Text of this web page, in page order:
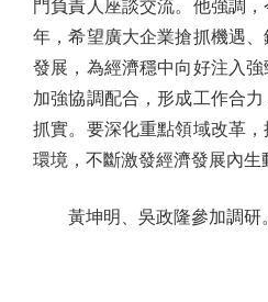
門負責人座談交流。他強調
年，希望廣大企業搶抓機遇
發展，為經濟穩中向好注入
加強協調配合，形成工作合
抓實。要深化重點領域改革
環境，不斷激發經濟發展內生
黃坤明、吳政隆參加調研